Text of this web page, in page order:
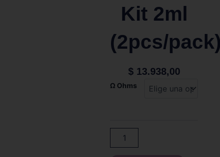
Kit 2ml
(2pcs/
$13.938,00
Ω Ohms
Cartucho
Zero,Zero